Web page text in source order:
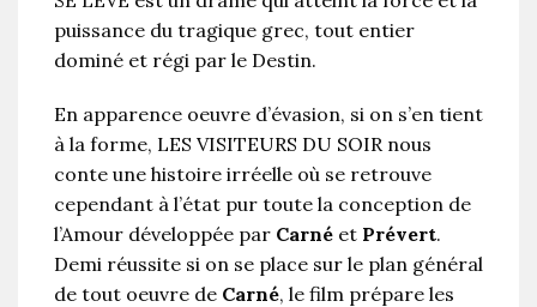
puissance du tragique grec, tout entier
dominé et régi par le Destin.
En apparence oeuvre d’évasion, si on s’en tient
à la forme, LES VISITEURS DU SOIR nous
conte une histoire irréelle où se retrouve
cependant à l’état pur toute la conception de
l’Amour développée par Carné et Prévert.
Demi réussite si on se place sur le plan général
de tout oeuvre de Carné, le film prépare les